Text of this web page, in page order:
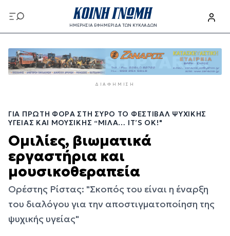
προς
το
περιεχόμενο
ΗΜΕΡΗΣΙΑ ΕΦΗΜΕΡΙΔΑ ΤΩΝ ΚΥΚΛΑΔΩΝ
προς
το
κυρίως
ΔΙΑΦΉΜΙΣΗ
ΓΙΑ ΠΡΏΤΗ ΦΟΡΆ ΣΤΗ ΣΎΡΟ ΤΟ ΦΕΣΤΙΒΆΛ ΨΥΧΙΚΉΣ
ΥΓΕΊΑΣ ΚΑΙ ΜΟΥΣΙΚΉΣ “ΜΙΛΑ… IT’S OK!"
Ομιλίες, βιωματικά
εργαστήρια και
μουσικοθεραπεία
Ορέστης Ρίστας: "Σκοπός του είναι η έναρξη
του διαλόγου για την αποστιγματοποίηση της
ψυχικής υγείας"